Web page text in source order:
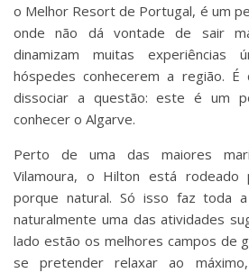
o Melhor Resort de Portugal, é um
onde não dá vontade de sair
dinamizam muitas experiências
hóspedes conhecerem a região.
dissociar a questão: este é um
conhecer o Algarve.
Perto de uma das maiores
Vilamoura, o Hilton está
porque natural. Só isso faz toda
naturalmente uma das atividades
lado estão os melhores campos de
se pretender relaxar ao